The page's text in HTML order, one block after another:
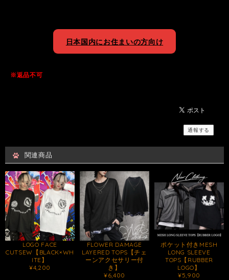
日本国内にお住まいの方向け
※返品不可
通報する
関連商品
LOGO FACE
CUTSEW【BLACK×WH
ITE】
¥4,200
FLOWER DAMAGE
LAYERED TOPS【チェ
ーンアクセサリー付
き】
¥6,400
ポケット付きMESH
LONG SLEEVE
TOPS【RUBBER
LOGO】
¥5,900